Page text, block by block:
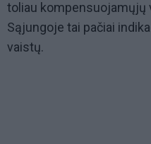
toliau kompensuojamųjų
Sąjungoje tai pačiai
vaistų.